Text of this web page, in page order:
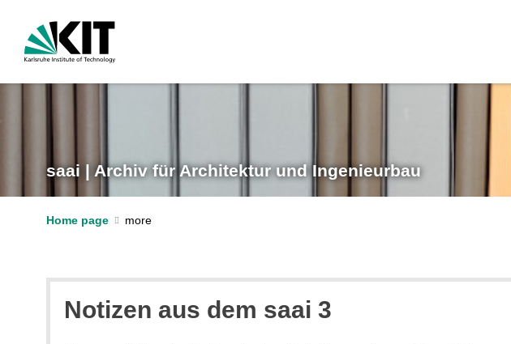
saai | Archiv für Architektur und Ingenieurbau
Home page
Notizen aus dem saai 3